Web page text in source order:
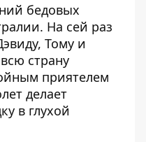
бедовых
На сей раз
Тому и
страну
приятелем
делает
в глухой